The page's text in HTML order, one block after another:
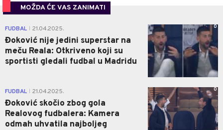
MOŽDA ĆE VAS ZANIMATI
FUDBAL 21.04.2025.
Đoković nije jedini superstar na
meču Reala: Otkriveno koji su
sportisti gledali fudbal u Madridu
0
FUDBAL 21.04.2025.
Đoković skočio zbog gola
Realovog fudbalera: Kamera
odmah uhvatila najboljeg
0